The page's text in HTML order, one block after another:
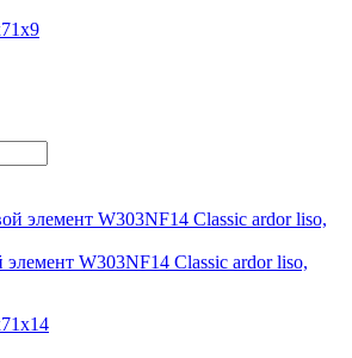
W303NF14 Classic ardor liso,